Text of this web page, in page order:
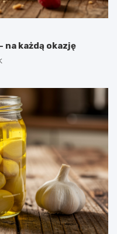
na każdą okazję